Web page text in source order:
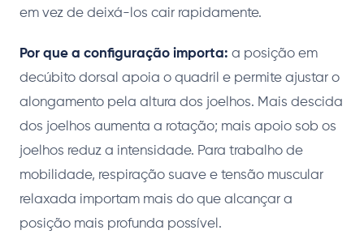
em vez de deixá-los cair rapidamente.
Por que a configuração importa: a posição em
decúbito dorsal apoia o quadril e permite ajustar o
alongamento pela altura dos joelhos. Mais descida
dos joelhos aumenta a rotação; mais apoio sob os
joelhos reduz a intensidade. Para trabalho de
mobilidade, respiração suave e tensão muscular
relaxada importam mais do que alcançar a
posição mais profunda possível.